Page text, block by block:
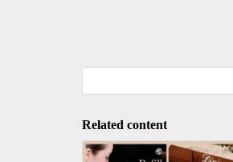
Related content